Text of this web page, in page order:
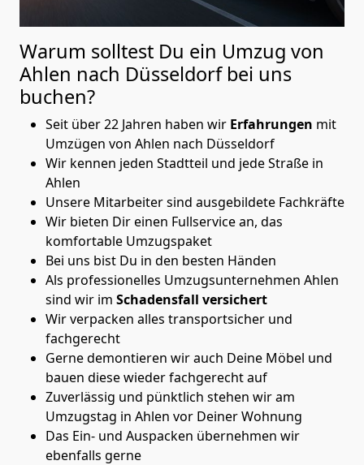
Warum solltest Du ein Umzug von
Ahlen nach Düsseldorf bei uns
buchen?
Seit über 22 Jahren haben wir Erfahrungen mit
Umzügen von Ahlen nach Düsseldorf
Wir kennen jeden Stadtteil und jede Straße in
Ahlen
Unsere Mitarbeiter sind ausgebildete Fachkräfte
Wir bieten Dir einen Fullservice an, das
komfortable Umzugspaket
Bei uns bist Du in den besten Händen
Als professionelles Umzugsunternehmen Ahlen
sind wir im Schadensfall versichert
Wir verpacken alles transportsicher und
fachgerecht
Gerne demontieren wir auch Deine Möbel und
bauen diese wieder fachgerecht auf
Zuverlässig und pünktlich stehen wir am
Umzugstag in Ahlen vor Deiner Wohnung
Das Ein- und Auspacken übernehmen wir
ebenfalls gerne